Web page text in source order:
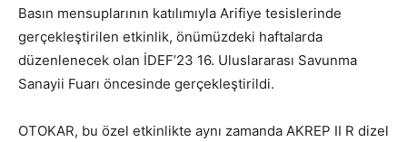
Basın mensuplarının katılımıyla Arifiye tesislerinde
gerçekleştirilen etkinlik, önümüzdeki haftalarda
düzenlenecek olan İDEF’23 16. Uluslararası Savunma
Sanayii Fuarı öncesinde gerçekleştirildi.
OTOKAR, bu özel etkinlikte aynı zamanda AKREP II R dizel